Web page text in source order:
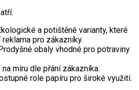
a potištěné varianty, které
pro zákazníky.
obaly vhodné pro potraviny
na míru dle přání zákazníka.
role papíru pro široké využití.